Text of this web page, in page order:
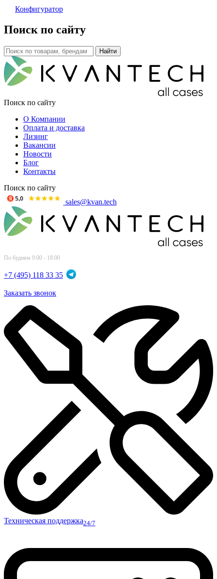
Конфигуратор
Поиск по сайту
Поиск по сайту
О Компании
Оплата и доставка
Лизинг
Вакансии
Новости
Блог
Контакты
Поиск по сайту
sales@kvan.tech
По будням 9:00 - 18:00
+7 (495) 118 33 35
Заказать звонок
Техническая поддержка24/7